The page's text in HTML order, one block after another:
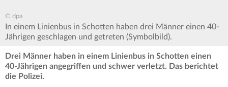
© dpa
In einem Linienbus in Schotten haben drei Männer einen 40-
Jährigen geschlagen und getreten (Symbolbild).
Drei Männer haben in einem Linienbus in Schotten einen
40-Jährigen angegriffen und schwer verletzt. Das berichtet
die Polizei.